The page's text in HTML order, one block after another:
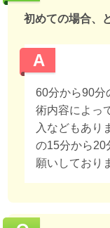
初めての場合、
A
60分から90分
術内容によっ
入などもあり
の15分から20
願いしており